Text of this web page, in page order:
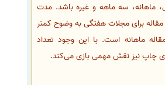
سه ماهه و غیره باشد. مدت
برای مجلات هفتگی به وضوح کمتر
ماهانه است. با این وجود تعداد
چاپ نیز نقش مهمی بازی می‌کند.